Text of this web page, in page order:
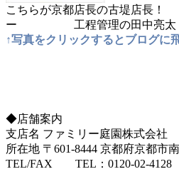
こちらが京都店長の古堤店長
ー 工程管理の田中亮太
↑写真をクリックするとブログに
◆店舗案内
支店名 ファミリー庭園株式会社
所在地 〒601-8444 京都府京都市
TEL/FAX TEL：0120-02-4128